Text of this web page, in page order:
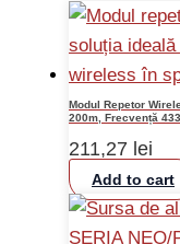
Modul Repetor
200m, Frecvență
211,27 lei
Add to cart